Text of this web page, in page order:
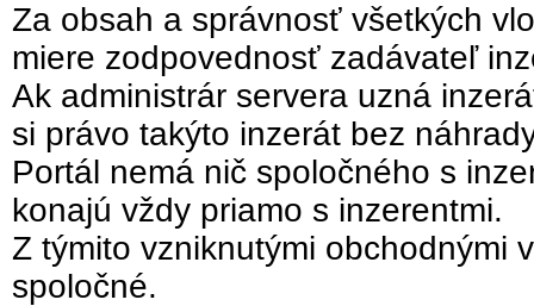
Za obsah a správnosť všetkých
miere zodpovednosť zadávateľ
Ak administrár servera uzná
si právo takýto inzerát bez
Portál nemá nič spoločného s
konajú vždy priamo s inzerentmi.
Z týmito vzniknutými obchodnými
spoločné.